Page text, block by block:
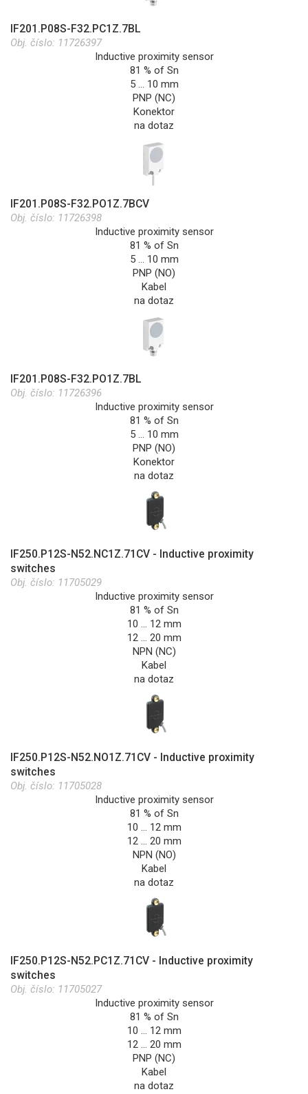
IF201.P08S-F32.PC1Z.7BL
Obj. číslo: 11726397
Inductive proximity sensor
81 % of Sn
5 … 10 mm
PNP (NC)
Konektor
na dotaz
IF201.P08S-F32.PO1Z.7BCV
Obj. číslo: 11726398
Inductive proximity sensor
81 % of Sn
5 … 10 mm
PNP (NO)
Kabel
na dotaz
IF201.P08S-F32.PO1Z.7BL
Obj. číslo: 11726396
Inductive proximity sensor
81 % of Sn
5 … 10 mm
PNP (NO)
Konektor
na dotaz
IF250.P12S-N52.NC1Z.71CV - Inductive proximity
switches
Obj. číslo: 11705029
Inductive proximity sensor
81 % of Sn
10 … 12 mm
12 … 20 mm
NPN (NC)
Kabel
na dotaz
IF250.P12S-N52.NO1Z.71CV - Inductive proximity
switches
Obj. číslo: 11705028
Inductive proximity sensor
81 % of Sn
10 … 12 mm
12 … 20 mm
NPN (NO)
Kabel
na dotaz
IF250.P12S-N52.PC1Z.71CV - Inductive proximity
switches
Obj. číslo: 11705027
Inductive proximity sensor
81 % of Sn
10 … 12 mm
12 … 20 mm
PNP (NC)
Kabel
na dotaz